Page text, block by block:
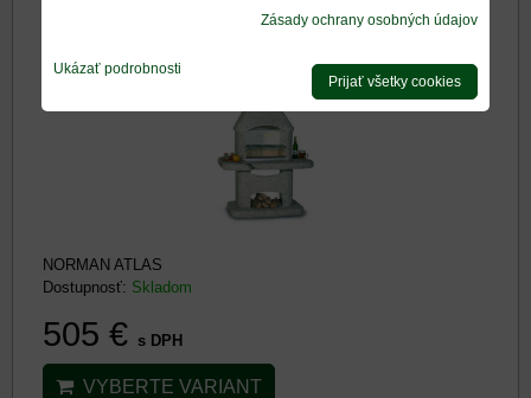
NORMAN ATLAS
Dostupnosť: Skladom
505 € s DPH
VYBERTE VARIANT
Zásady ochrany osobných údajov
Ukázať podrobnosti
Prijať všetky cookies